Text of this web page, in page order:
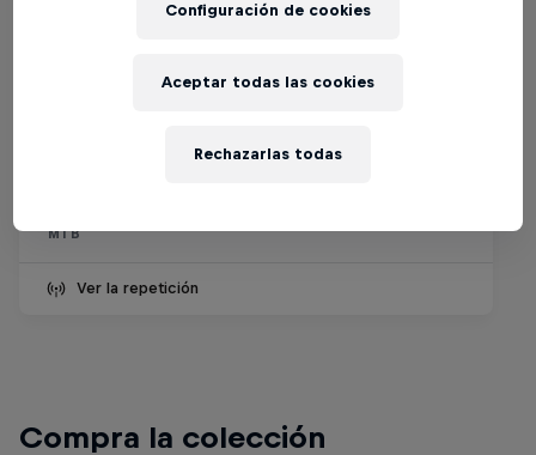
16 – 18 Octubre 2025
MTB
Ver la repetición
Compra la colección
Configuración de cookies
Rechazarlas todas
Aceptar todas las cookies